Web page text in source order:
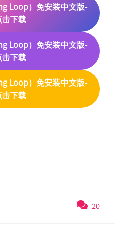
Loop）免安装中文版-
击下载
Loop）免安装中文版-
击下载
Loop）免安装中文版-
击下载
20